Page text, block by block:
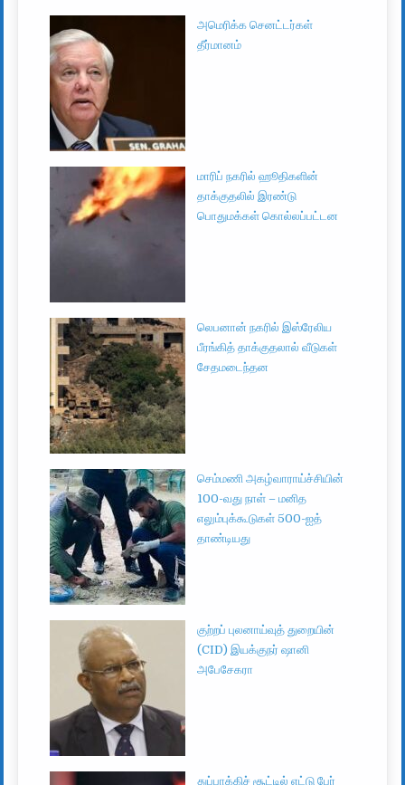
அமெரிக்க செனட்டர்கள்
தீர்மானம்
மாரிப் நகரில் ஹூதிகளின்
தாக்குதலில் இரண்டு
பொதுமக்கள் கொல்லப்பட்டன
லெபனான் நகரில் இஸ்ரேலிய
பீரங்கித் தாக்குதலால் வீடுகள்
சேதமடைந்தன
செம்மணி அகழ்வாராய்ச்சியின்
100-வது நாள் – மனித
எலும்புக்கூடுகள் 500-ஐத்
தாண்டியது
குற்றப் புலனாய்வுத் துறையின்
(CID) இயக்குநர் ஷானி
அபேசேகரா
துப்பாக்கிச் சூட்டில் எட்டு பேர்